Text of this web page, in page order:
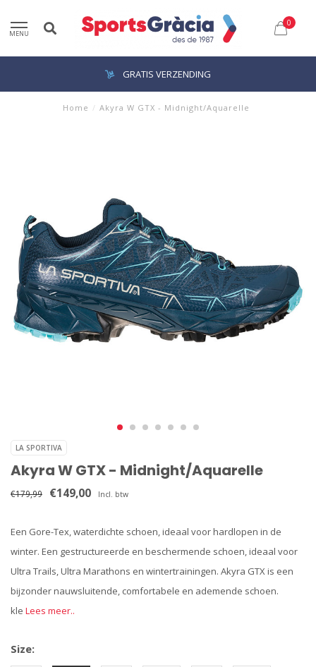
MENU
0
GRATIS VERZENDING
Home / Akyra W GTX - Midnight/Aquarelle
LA SPORTIVA
Akyra W GTX - Midnight/Aquarelle
€179,99 €149,00 Incl. btw
Een Gore-Tex, waterdichte schoen, ideaal voor hardlopen in de
winter. Een gestructureerde en beschermende schoen, ideaal voor
Ultra Trails, Ultra Marathons en wintertrainingen. Akyra GTX is een
bijzonder nauwsluitende, comfortabele en ademende schoen.
kle Lees meer..
Size: